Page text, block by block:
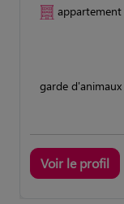
appartement
garde d'animaux
Voir le profil